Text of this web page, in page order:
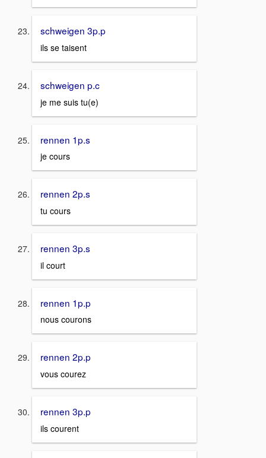
schweigen 3p.p
ils se taisent
schweigen p.c
je me suis tu(e)
rennen 1p.s
je cours
rennen 2p.s
tu cours
rennen 3p.s
il court
rennen 1p.p
nous courons
rennen 2p.p
vous courez
rennen 3p.p
ils courent